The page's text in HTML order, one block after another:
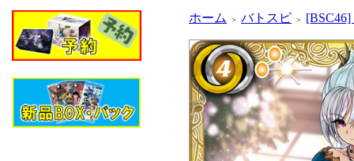
ホーム ＞ バトスピ ＞